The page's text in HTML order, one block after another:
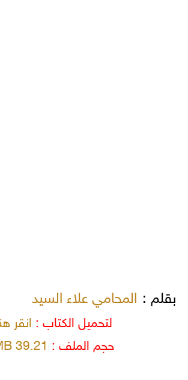
بقلم : المحامي علاء السيد
لتحميل الكتاب :انقر هنا
حجم الملف : 39.21 MB